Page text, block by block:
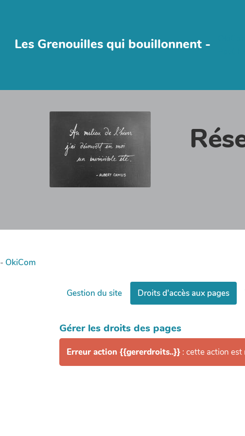
Les Grenouilles qui bouillonnent -
- OkiCom
Gestion du site Droits d'accès aux pages
Gérer les droits des pages
Erreur action {{gererdroits..}} : cette action